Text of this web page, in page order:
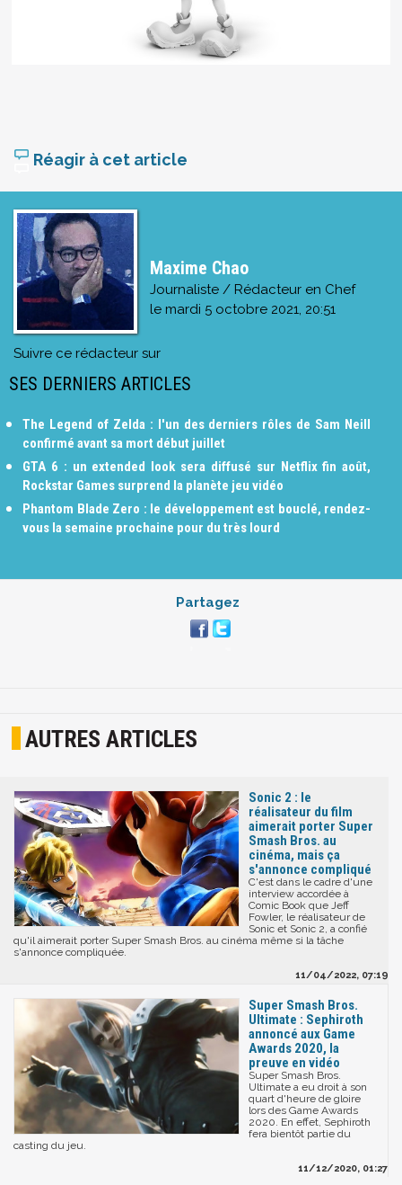
Réagir à cet article
Maxime Chao
Journaliste / Rédacteur en Chef
le mardi 5 octobre 2021, 20:51
Suivre ce rédacteur sur
SES DERNIERS ARTICLES
The Legend of Zelda : l'un des derniers rôles de Sam Neill
confirmé avant sa mort début juillet
GTA 6 : un extended look sera diffusé sur Netflix fin août,
Rockstar Games surprend la planète jeu vidéo
Phantom Blade Zero : le développement est bouclé, rendez-
vous la semaine prochaine pour du très lourd
Partagez
AUTRES ARTICLES
Sonic 2 : le
réalisateur du film
aimerait porter Super
Smash Bros. au
cinéma, mais ça
s'annonce compliqué
C'est dans le cadre d'une
interview accordée à
Comic Book que Jeff
Fowler, le réalisateur de
Sonic et Sonic 2, a confié
qu'il aimerait porter Super Smash Bros. au cinéma même si la tâche
s'annonce compliquée.
11/04/2022, 07:19
Super Smash Bros.
Ultimate : Sephiroth
annoncé aux Game
Awards 2020, la
preuve en vidéo
Super Smash Bros.
Ultimate a eu droit à son
quart d'heure de gloire
lors des Game Awards
2020. En effet, Sephiroth
fera bientôt partie du
casting du jeu.
11/12/2020, 01:27